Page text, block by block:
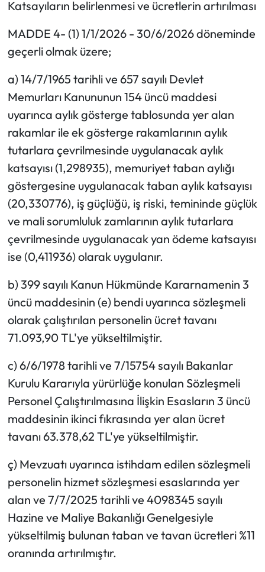
Katsayıların belirlenmesi ve ücretlerin artırılması
MADDE 4- (1) 1/1/2026 - 30/6/2026 döneminde
geçerli olmak üzere;
a) 14/7/1965 tarihli ve 657 sayılı Devlet
Memurları Kanununun 154 üncü maddesi
uyarınca aylık gösterge tablosunda yer alan
rakamlar ile ek gösterge rakamlarının aylık
tutarlara çevrilmesinde uygulanacak aylık
katsayısı (1,298935), memuriyet taban aylığı
göstergesine uygulanacak taban aylık katsayısı
(20,330776), iş güçlüğü, iş riski, temininde güçlük
ve mali sorumluluk zamlarının aylık tutarlara
çevrilmesinde uygulanacak yan ödeme katsayısı
ise (0,411936) olarak uygulanır.
b) 399 sayılı Kanun Hükmünde Kararnamenin 3
üncü maddesinin (e) bendi uyarınca sözleşmeli
olarak çalıştırılan personelin ücret tavanı
71.093,90 TL'ye yükseltilmiştir.
c) 6/6/1978 tarihli ve 7/15754 sayılı Bakanlar
Kurulu Kararıyla yürürlüğe konulan Sözleşmeli
Personel Çalıştırılmasına İlişkin Esasların 3 üncü
maddesinin ikinci fıkrasında yer alan ücret
tavanı 63.378,62 TL'ye yükseltilmiştir.
ç) Mevzuatı uyarınca istihdam edilen sözleşmeli
personelin hizmet sözleşmesi esaslarında yer
alan ve 7/7/2025 tarihli ve 4098345 sayılı
Hazine ve Maliye Bakanlığı Genelgesiyle
yükseltilmiş bulunan taban ve tavan ücretleri %11
oranında artırılmıştır.